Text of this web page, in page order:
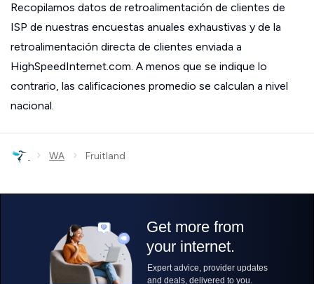
Recopilamos datos de retroalimentación de clientes de
ISP de nuestras encuestas anuales exhaustivas y de la
retroalimentación directa de clientes enviada a
HighSpeedInternet.com. A menos que se indique lo
contrario, las calificaciones promedio se calculan a nivel
nacional.
› WA › Fruitland